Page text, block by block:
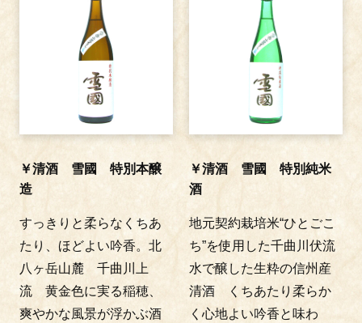
￥清酒 雪國 特別本醸
造
すっきりと柔らなくちあ
たり、ほどよい吟香。北
八ヶ岳山麓 千曲川上
流 黄金色に実る稲穂、
爽やかな風景が浮かぶ酒
￥清酒 雪國 特別純米
酒
地元契約栽培米“ひとごこ
ち”を使用した千曲川伏流
水で醸した生粋の信州産
清酒 くちあたり柔らか
く心地よい吟香と味わ